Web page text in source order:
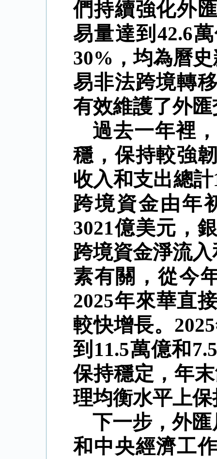
們持續強化外
易量達到 42.6
30% ，均為曆
易非法跨境轉
有效維護了外
過去一年裡
穩，保持較強
收入和支出總計
跨境資金由年
3021億美元，
跨境資金淨流
素有關，從今
2025年來華直
較快增長。 2025
到 11.5萬億和
保持穩定，年
理均衡水平上
下一步，外
和中央經濟工